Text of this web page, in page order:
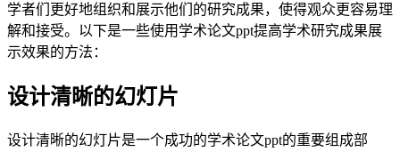
学者们更好地组织和展示他们的研究成果，使得观众更容易理
解和接受。以下是一些使用学术论文ppt提高学术研究成果展
示效果的方法：
设计清晰的幻灯片
设计清晰的幻灯片是一个成功的学术论文ppt的重要组成部